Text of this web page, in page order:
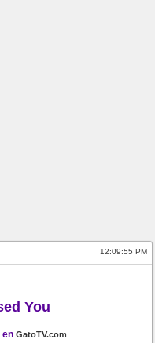
12:09:55 PM
You
en GatoTV.com